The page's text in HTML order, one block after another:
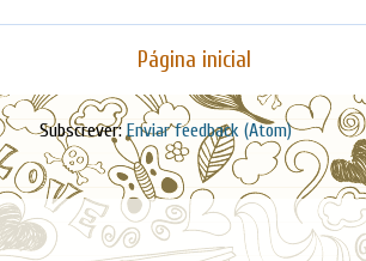
Página inicial
Subscrever:Enviar feedback (Atom)